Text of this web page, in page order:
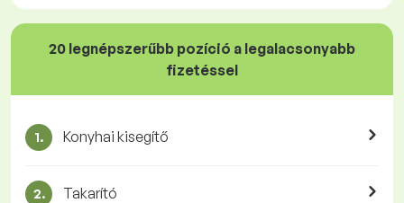
20 legnépszerűbb pozíció a legalacsonyabb
fizetéssel
1. Konyhai kisegítő
2. Takarító